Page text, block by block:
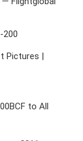
200
Pictures |
to All